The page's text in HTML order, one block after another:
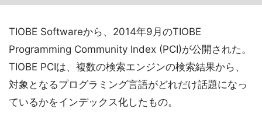
TIOBE Softwareから、2014年9月のTIOBE
Programming Community Index (PCI)が公開された。
TIOBE PCIは、複数の検索エンジンの検索結果から、
対象となるプログラミング言語がどれだけ話題になっ
ているかをインデックス化したもの。